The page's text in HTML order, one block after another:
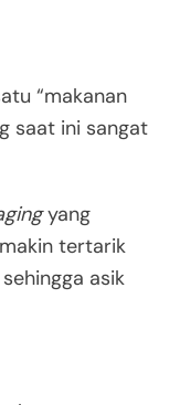
“makanan
saat ini sangat
yang
tertarik
asik